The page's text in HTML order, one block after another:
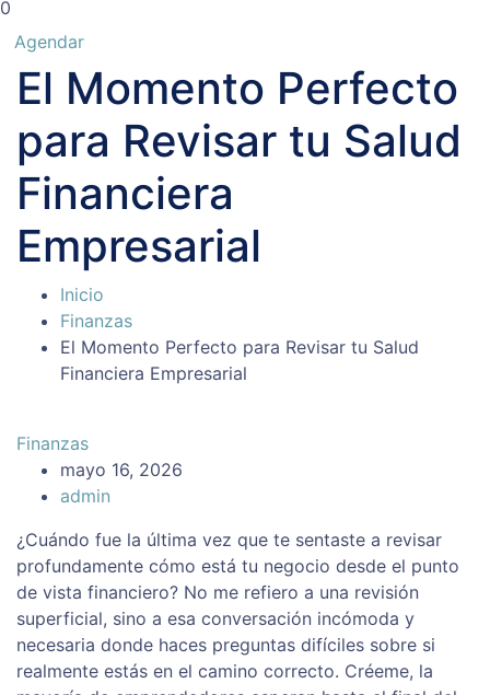
0
Agendar
El Momento Perfecto
para Revisar tu Salud
Financiera
Empresarial
Inicio
Finanzas
El Momento Perfecto para Revisar tu Salud
Financiera Empresarial
Finanzas
mayo 16, 2026
admin
¿Cuándo fue la última vez que te sentaste a revisar
profundamente cómo está tu negocio desde el punto
de vista financiero? No me refiero a una revisión
superficial, sino a esa conversación incómoda y
necesaria donde haces preguntas difíciles sobre si
realmente estás en el camino correcto. Créeme, la